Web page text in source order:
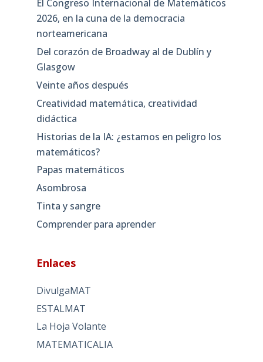
El Congreso Internacional de Matemáticos
2026, en la cuna de la democracia
norteamericana
Del corazón de Broadway al de Dublín y
Glasgow
Veinte años después
Creatividad matemática, creatividad
didáctica
Historias de la IA: ¿estamos en peligro los
matemáticos?
Papas matemáticos
Asombrosa
Tinta y sangre
Comprender para aprender
Enlaces
DivulgaMAT
ESTALMAT
La Hoja Volante
MATEMATICALIA